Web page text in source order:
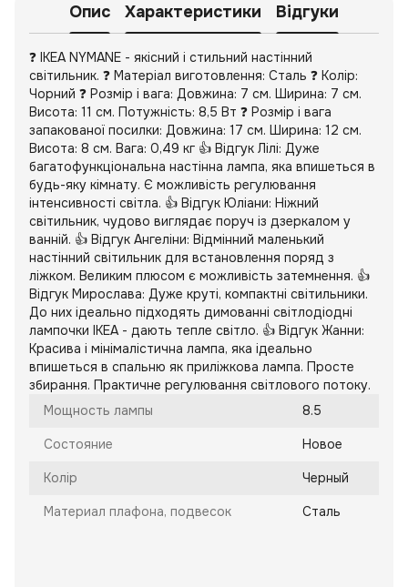
Опис Характеристики Відгуки
❓ IKEA NYMANE - якісний і стильний настінний
світильник. ❓ Матеріал виготовлення: Сталь ❓ Колір:
Чорний ❓ Розмір і вага: Довжина: 7 см. Ширина: 7 см.
Висота: 11 см. Потужність: 8,5 Вт ❓ Розмір і вага
запакованої посилки: Довжина: 17 см. Ширина: 12 см.
Висота: 8 см. Вага: 0,49 кг 👍 Відгук Лілі: Дуже
багатофункціональна настінна лампа, яка впишеться в
будь-яку кімнату. Є можливість регулювання
інтенсивності світла. 👍 Відгук Юліани: Ніжний
світильник, чудово виглядає поруч із дзеркалом у
ванній. 👍 Відгук Ангеліни: Відмінний маленький
настінний світильник для встановлення поряд з
ліжком. Великим плюсом є можливість затемнення. 👍
Відгук Мирослава: Дуже круті, компактні світильники.
До них ідеально підходять димованні світлодіодні
лампочки ІКЕА - дають тепле світло. 👍 Відгук Жанни:
Красива і мінімалістична лампа, яка ідеально
впишеться в спальню як приліжкова лампа. Просте
збирання. Практичне регулювання світлового потоку.
Мощность лампы
8.5
Состояние Новое
Колір Черный
Материал плафона, подвесок Сталь